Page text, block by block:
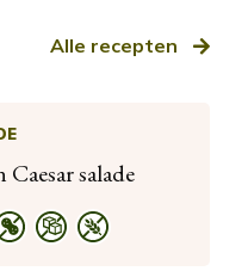
Alle recepten
Caesar salade